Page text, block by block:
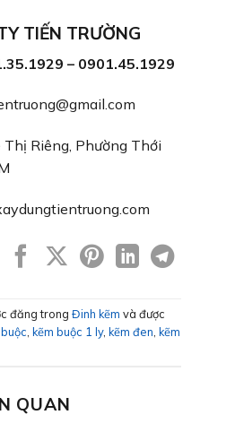
TIẾN TRƯỜNG
– 0901.45.1929
Thị Riêng, Phường Thới
đăng trong Đinh kẽm và được
kẽm buộc 1 ly, kẽm đen kẽm
QUAN